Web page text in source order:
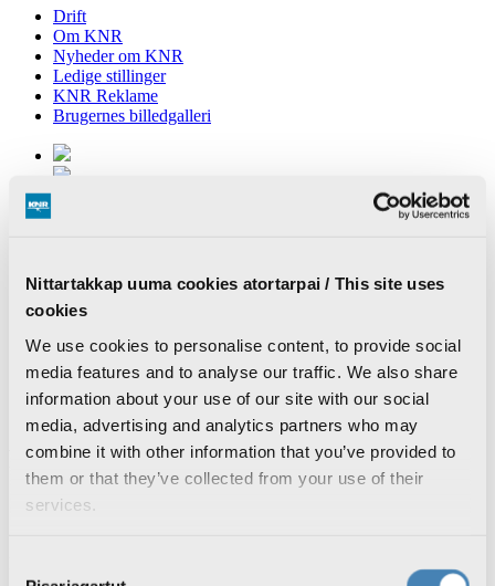
Nittartakkap uuma cookies atortarpai / This site uses
cookies
We use cookies to personalise content, to provide social
media features and to analyse our traffic. We also share
information about your use of our site with our social
media, advertising and analytics partners who may
combine it with other information that you’ve provided to
them or that they’ve collected from your use of their
services.
Drift
Om KNR
Nyheder om KNR
Ledige stillinger
KNR Reklame
Brugernes billedgalleri
Vejret
Ledige stillinger
KNR 1
KNR 2
Søg TV programmer
Programoversigt
Pressemøder